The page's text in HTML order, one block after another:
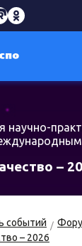
научно-
–
событий
– 2026